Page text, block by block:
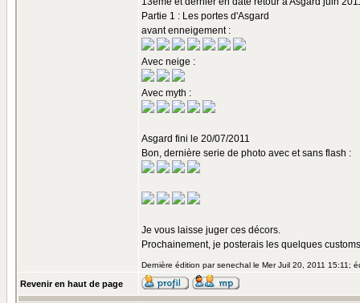
Partie 1 : Les portes d'Asgard
avant enneigement :
Avec neige :
Avec myth :
Asgard fini le 20/07/2011
Bon, dernière serie de photo avec et sans flash :
Je vous laisse juger ces décors.
Prochainement, je posterais les quelques
Dernière édition par senechal le Mer Juil 20, 2011 15:11;
Revenir en haut de page